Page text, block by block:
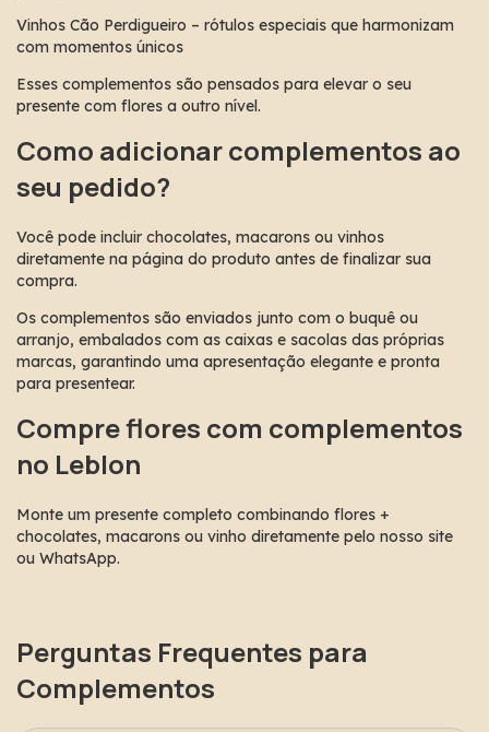
Vinhos Cão Perdigueiro – rótulos especiais que harmonizam
com momentos únicos
Esses complementos são pensados para elevar o seu
presente com flores a outro nível.
Como adicionar complementos ao
seu pedido?
Você pode incluir chocolates, macarons ou vinhos
diretamente na página do produto antes de finalizar sua
compra.
Os complementos são enviados junto com o buquê ou
arranjo, embalados com as caixas e sacolas das próprias
marcas, garantindo uma apresentação elegante e pronta
para presentear.
Compre flores com complementos
no Leblon
Monte um presente completo combinando flores +
chocolates, macarons ou vinho diretamente pelo nosso site
ou WhatsApp.
Perguntas Frequentes para
Complementos